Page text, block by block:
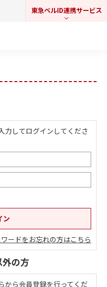
東急ベルID連携サービス
ショップ
力してログインしてくださ
ードをお忘れの方はこちら
の方
から会員登録を行ってくだ